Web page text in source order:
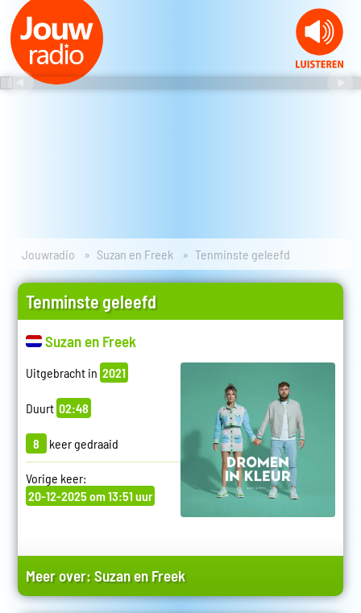
Jouwradio Suzan en Freek Tenminste geleefd
Tenminste geleefd
Suzan en Freek
Uitgebracht in 2021
Duurt 02:48
8 keer gedraaid
Vorige keer:
20-12-2025 om 13:51 uur
Meer over:Suzan en Freek